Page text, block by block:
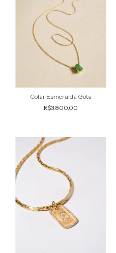
Colar Esmeralda Gota
R$3.800,00